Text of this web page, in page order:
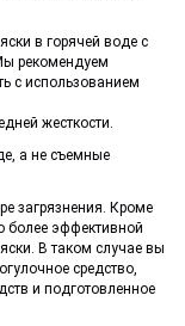
в горячей воде с
рекомендуем
с использованием
жесткости.
а не съемные
загрязнения. Кроме
более эффективной
В таком случае вы
средство,
и подготовленное